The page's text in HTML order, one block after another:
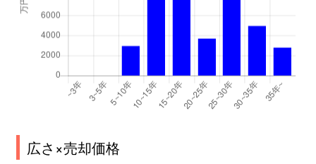
広さ×売却価格